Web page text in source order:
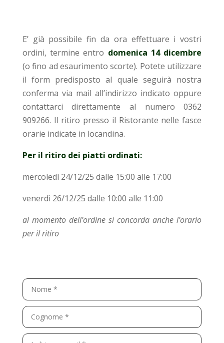
E’ già possibile fin da ora effettuare i vostri
ordini, termine entro domenica 14 dicembre
(o fino ad esaurimento scorte). Potete utilizzare
il form predisposto al quale seguirà nostra
conferma via mail all’indirizzo indicato oppure
contattarci direttamente al numero 0362
909266. Il ritiro presso il Ristorante nelle fasce
orarie indicate in locandina.
Per il ritiro dei piatti ordinati:
mercoledì 24/12/25 dalle 15:00 alle 17:00
venerdì 26/12/25 dalle 10:00 alle 11:00
al momento dell’ordine si concorda anche l’orario
per il ritiro